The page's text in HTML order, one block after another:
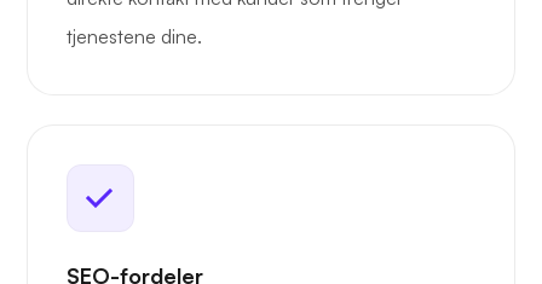
tjenestene dine.
SEO-fordeler